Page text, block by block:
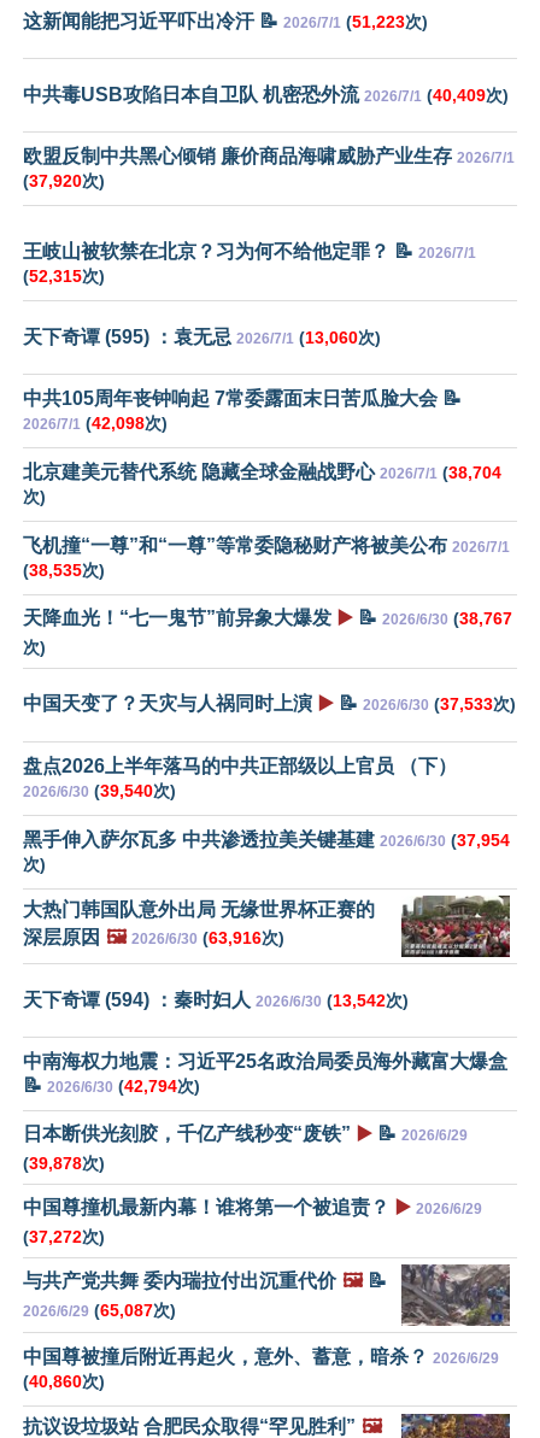
这新闻能把习近平吓出冷汗 📝 2026/7/1 (51,223次)
中共毒USB攻陷日本自卫队 机密恐外流 2026/7/1 (40,409次)
欧盟反制中共黑心倾销 廉价商品海啸威胁产业生存 2026/7/1
(37,920次)
王岐山被软禁在北京？习为何不给他定罪？ 📝 2026/7/1
(52,315次)
天下奇谭 (595) ：袁无忌 2026/7/1 (13,060次)
中共105周年丧钟响起 7常委露面末日苦瓜脸大会 📝
2026/7/1 (42,098次)
北京建美元替代系统 隐藏全球金融战野心 2026/7/1 (38,704
次)
飞机撞“一尊”和“一尊”等常委隐秘财产将被美公布 2026/7/1
(38,535次)
天降血光！“七一鬼节”前异象大爆发 ▶️ 📝 2026/6/30 (38,767
次)
中国天变了？天灾与人祸同时上演 ▶️ 📝 2026/6/30 (37,533次)
盘点2026上半年落马的中共正部级以上官员 （下）
2026/6/30 (39,540次)
黑手伸入萨尔瓦多 中共渗透拉美关键基建 2026/6/30 (37,954
次)
大热门韩国队意外出局 无缘世界杯正赛的
深层原因 🖼️ 2026/6/30 (63,916次)
天下奇谭 (594) ：秦时妇人 2026/6/30 (13,542次)
中南海权力地震：习近平25名政治局委员海外藏富大爆盒
📝 2026/6/30 (42,794次)
日本断供光刻胶，千亿产线秒变“废铁” ▶️ 📝 2026/6/29
(39,878次)
中国尊撞机最新内幕！谁将第一个被追责？ ▶️ 2026/6/29
(37,272次)
与共产党共舞 委内瑞拉付出沉重代价 🖼️📝
2026/6/29 (65,087次)
中国尊被撞后附近再起火，意外、蓄意，暗杀？ 2026/6/29
(40,860次)
抗议设垃圾站 合肥民众取得“罕见胜利” 🖼️